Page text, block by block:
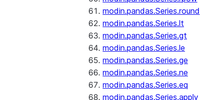
modin.pandas.Series.round
modin.pandas.Series.lt
modin.pandas.Series.gt
modin.pandas.Series.le
modin.pandas.Series.ge
modin.pandas.Series.ne
modin.pandas.Series.eq
modin.pandas.Series.apply